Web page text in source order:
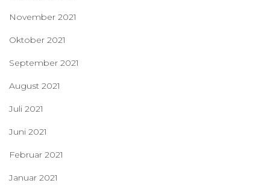
November 2021
Oktober 2021
September 2021
August 2021
Juli 2021
Juni 2021
Februar 2021
Januar 2021